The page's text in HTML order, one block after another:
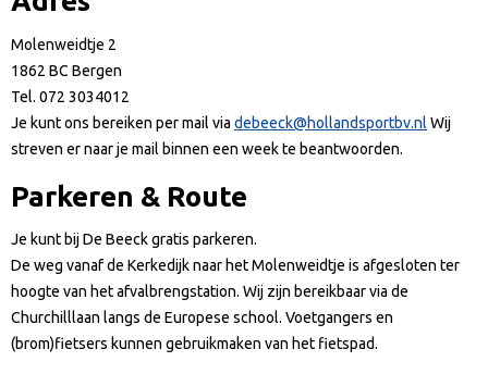
Molenweidtje 2
1862 BC Bergen
Tel. 072 3034012
Je kunt ons bereiken per mail via debeeck@hollandsportbv.nl Wij
streven er naar je mail binnen een week te beantwoorden.
Parkeren & Route
Je kunt bij De Beeck gratis parkeren.
De weg vanaf de Kerkedijk naar het Molenweidtje is afgesloten ter
hoogte van het afvalbrengstation. Wij zijn bereikbaar via de
Churchilllaan langs de Europese school. Voetgangers en
(brom)fietsers kunnen gebruikmaken van het fietspad.